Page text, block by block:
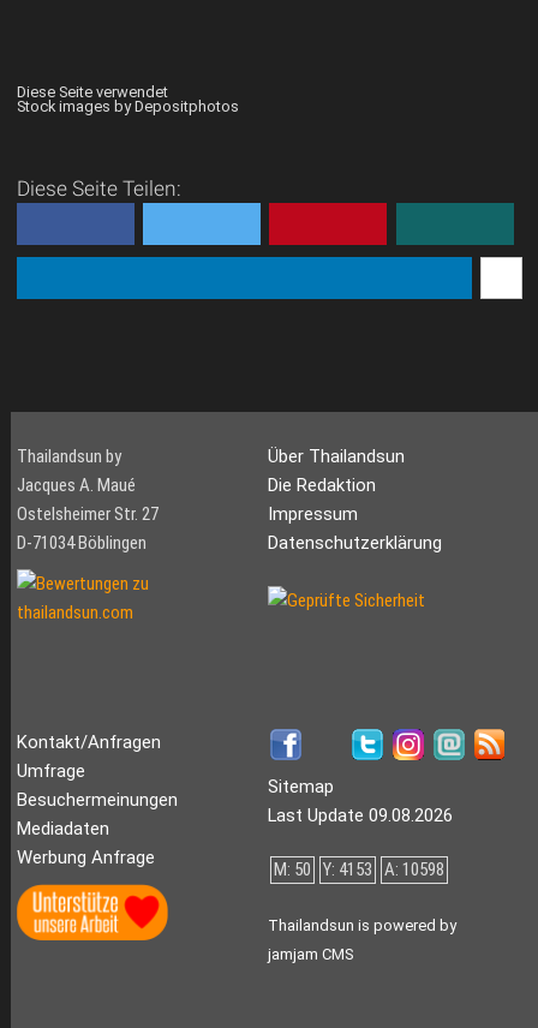
Diese Seite verwendet
Stock images by Depositphotos
Diese Seite Teilen:
Thailandsun by
Jacques A. Maué
Ostelsheimer Str. 27
D-71034 Böblingen
Über Thailandsun
Die Redaktion
Impressum
Datenschutzerklärung
Kontakt/Anfragen
Umfrage
Besuchermeinungen
Mediadaten
Werbung Anfrage
Sitemap
Last Update 09.08.2026
M: 50 Y: 4153 A: 10598
Thailandsun is powered by
jamjam CMS